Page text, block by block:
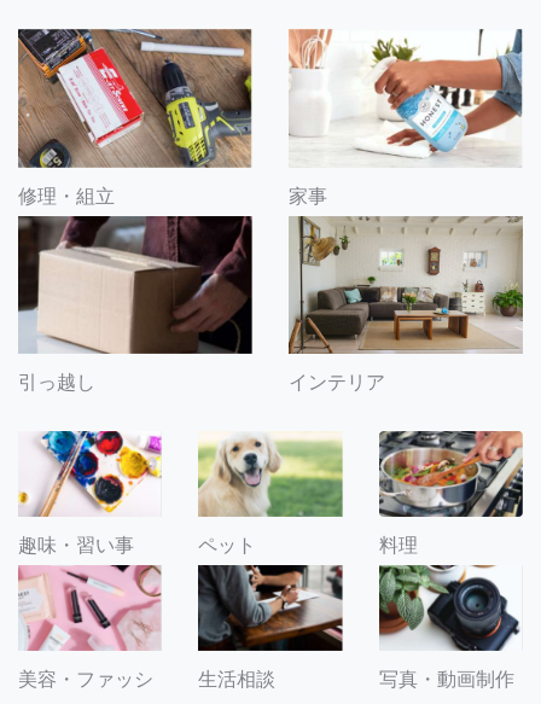
修理・組立 家事
引っ越し インテリア
趣味・習い事 ペット 料理
美容・ファッシ
生活相談 写真・動画制作